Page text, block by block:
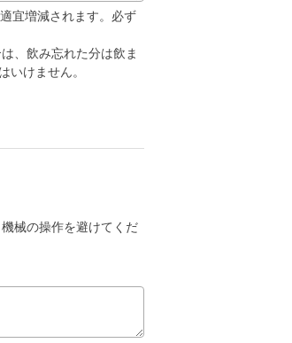
宜増減されます。必ず
、飲み忘れた分は飲ま
いけません。
械の操作を避けてくだ